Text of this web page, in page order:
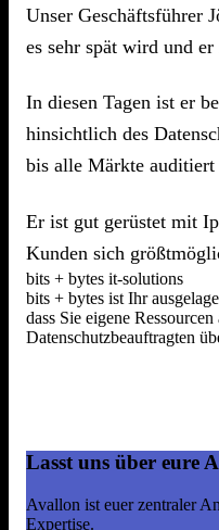
Unser Geschäftsführer
es sehr spät wird und
In diesen Tagen ist er
hinsichtlich des
bis alle Märkte auditiert
Er ist gut gerüstet mit
Kunden sich
bits + bytes it-solutions
bits + bytes ist Ihr
dass Sie eigene
Datenschutzbeauftragten
Lasst uns über eure
Avallon ist euer zentraler
Expertise.